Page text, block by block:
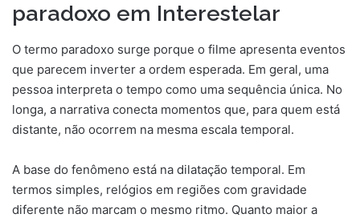
paradoxo em Interestelar
O termo paradoxo surge porque o filme apresenta eventos
que parecem inverter a ordem esperada. Em geral, uma
pessoa interpreta o tempo como uma sequência única. No
longa, a narrativa conecta momentos que, para quem está
distante, não ocorrem na mesma escala temporal.
A base do fenômeno está na dilatação temporal. Em
termos simples, relógios em regiões com gravidade
diferente não marcam o mesmo ritmo. Quanto maior a